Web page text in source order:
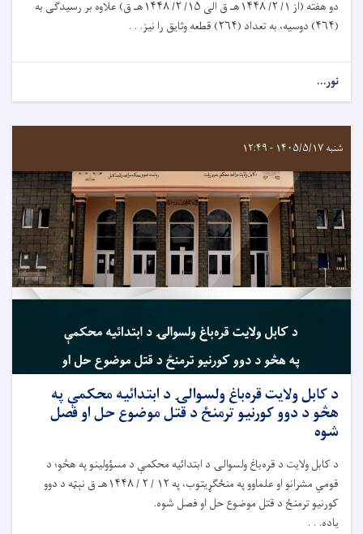
دو هفته (از ۱/ ۲/ ۱۴۴۸هـ ق الى ۱۵/ ۲/ ۱۴۴۸هـ ق) علاوه بر رسيدگی به
(۴۶۴) دوسیه، به تعداد (۲۶۴) قطعه وثایق را نیز. . .
نور...
شنبه ۱۴۰۵/۵/۱۷ - ۱۲:۴۹
د کابل ولايت قره‌باغ ولسوالۍ د ابتدائیه محکمې په
هڅو د دوو کورنیو ترمنځ د قتل موضوع حل او فصل
شوه
د کابل ولایت د قره‌باغ ولسوالۍ د ابتدائیه محکمې د مسؤولینو په هڅو؛ د
قومي مشرانو او علماوو په منځګړیتوب، په ۱۲ / ۲ / ۱۴۴۸هـ ق نېټه د دوو
کورنیو ترمنځ د قتل موضوع حل او فصل شوه.
یاده. . .